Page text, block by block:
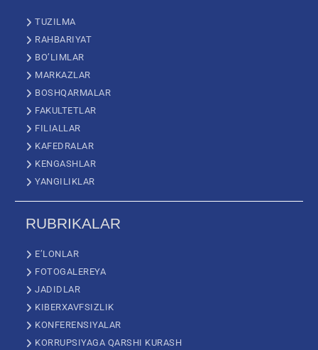
TUZILMA
RAHBARIYAT
BO’LIMLAR
MARKAZLAR
BOSHQARMALAR
FAKULTETLAR
FILIALLAR
KAFEDRALAR
KENGASHLAR
YANGILIKLAR
RUBRIKALAR
E’LONLAR
FOTOGALEREYA
JADIDLAR
KIBERXAVFSIZLIK
KONFERENSIYALAR
KORRUPSIYAGA QARSHI KURASH